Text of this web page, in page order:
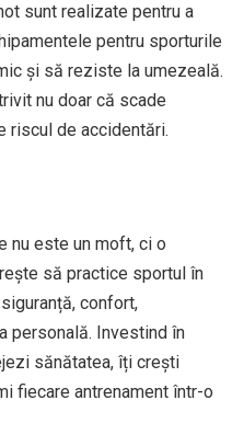
sunt realizate pentru a
pentru sporturile
și să reziste la umezeală.
nu doar că scade
riscul de accidentări.
nu este un moft, ci o
să practice sportul în
confort,
personală. Investind în
sănătatea, îți crești
fiecare antrenament într-o